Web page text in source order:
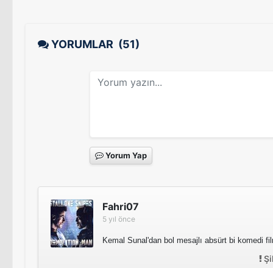
YORUMLAR (51)
Yorum Yap
Fahri07
5 yıl önce
Kemal Sunal'dan bol mesajlı absürt bi komedi